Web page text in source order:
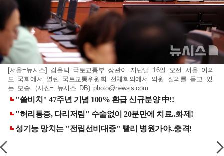
[서울=뉴시스] 김윤덕 국토교통부 장관이 지난달 16일 오전 서울 여의
도 국회에서 열린 국토교통위원회 전체회의에서 의원 질의를 듣고 있
는 모습. (사진= 뉴시스 DB)photo@newsis.com